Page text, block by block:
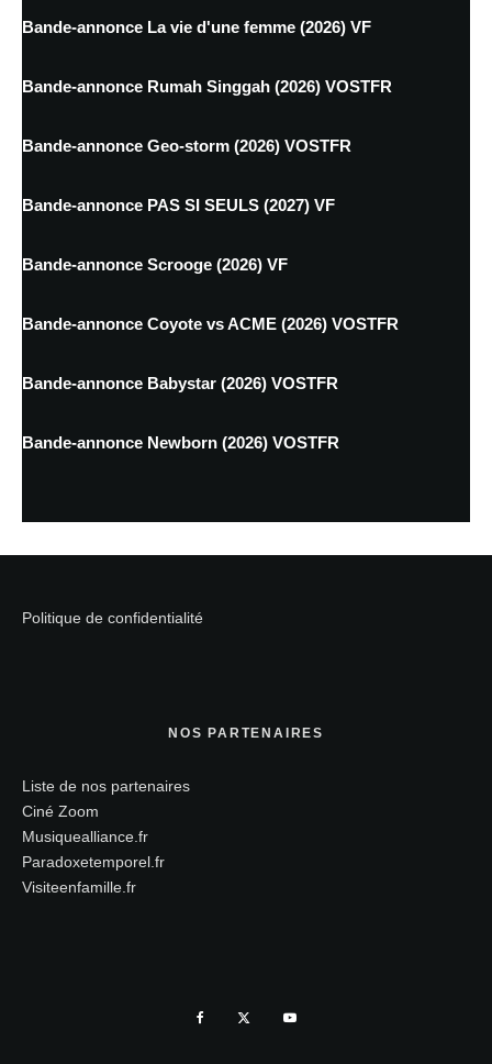
Bande-annonce La vie d'une femme (2026) VF
Bande-annonce Rumah Singgah (2026) VOSTFR
Bande-annonce Geo-storm (2026) VOSTFR
Bande-annonce PAS SI SEULS (2027) VF
Bande-annonce Scrooge (2026) VF
Bande-annonce Coyote vs ACME (2026) VOSTFR
Bande-annonce Babystar (2026) VOSTFR
Bande-annonce Newborn (2026) VOSTFR
Politique de confidentialité
NOS PARTENAIRES
Liste de nos partenaires
Ciné Zoom
Musiquealliance.fr
Paradoxetemporel.fr
Visiteenfamille.fr